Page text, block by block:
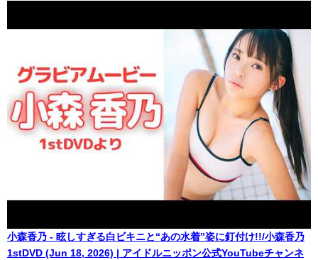
小森香乃 - 眩しすぎる白ビキニと“あの水着”姿に釘付け!!/小森香乃
1stDVD (Jun 18, 2026) | アイドルニッポン公式YouTubeチャンネ